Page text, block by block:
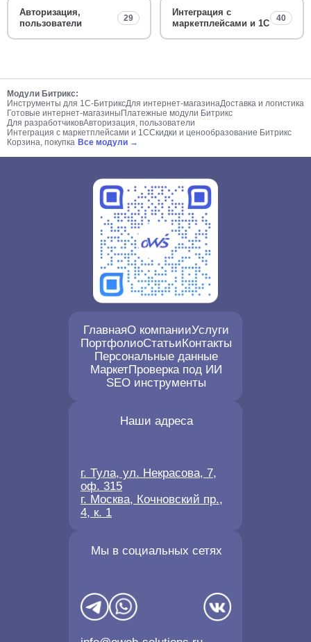
Авторизация,
пользователи
29
Интеграция с
маркетплейсами и 1С
40
Модули Битрикс:
Инструменты для 1С-БитриксДля интернет-магазинаДоставка и логистика
Готовые интернет-магазины Платежные модули Битрикс
Для разработчиковАвторизация, пользователи
Интеграция с маркетплейсами и 1ССкидки и ценообразование Битрикс
Корзина, покупка Все модули →
ГлавнаяО компанииУслуги
ПортфолиоСтатьиКонтакты
Персональные данные
МаркетПроверка под ИИ
SEO инструменты
Мы в социальных сетях
Наши адреса
г. Тула, ул. Некрасова, 7,
оф. 315
г. Москва, Кочновский пр.,
4, к. 1